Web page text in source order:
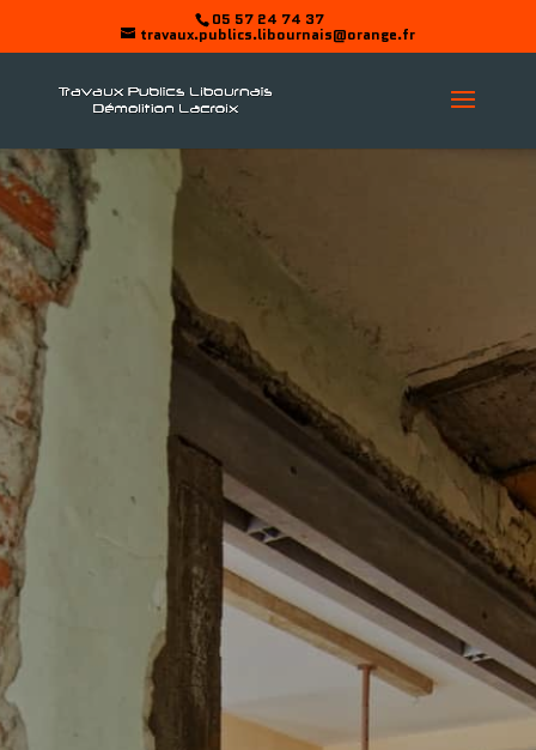
05 57 24 74 37
travaux.publics.libournais@orange.fr